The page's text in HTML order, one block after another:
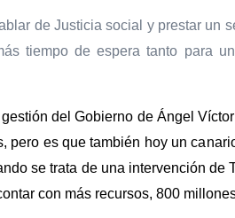
de Justicia social y prestar
tiempo de espera tanto para
del Gobierno de Ángel
pero es que también hoy un
se trata de una intervención
con más recursos, 800